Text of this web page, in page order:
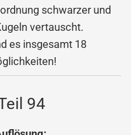
schwarzer und
vertauscht.
es insgesamt 18
94